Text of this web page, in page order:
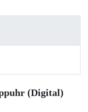
(Digital)